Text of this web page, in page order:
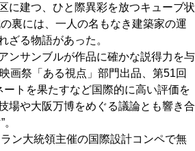
き
クラブ
なし
に建つ、ひと際異彩を放つキューブ状
裏には、一人の名もなき建築家の運
ざる物語があった。
ンサンブルが作品に確かな説得力を与
画祭「ある視点」部門出品、第51回
トを果たすなど国際的に高い評価を
場や大阪万博をめぐる議論とも響き合
ン大統領主催の国際設計コンペで無